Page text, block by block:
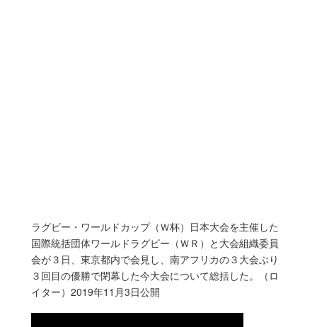
ラグビー・ワールドカップ（Ｗ杯）日本大会を主催した
国際統括団体ワールドラグビー（ＷＲ）と大会組織委員
会が３日、東京都内で会見し、南アフリカの３大会ぶり
３回目の優勝で閉幕した今大会について総括した。（ロ
イター）2019年11月3日公開